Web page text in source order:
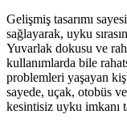
Gelişmiş tasarımı
sağlayarak, uyku
Yuvarlak dokusu ve
kullanımlarda bile
problemleri yaşayan
sayede, uçak, otobüs
kesintisiz uyku imkanı